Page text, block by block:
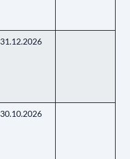
31.12.2026
30.10.2026